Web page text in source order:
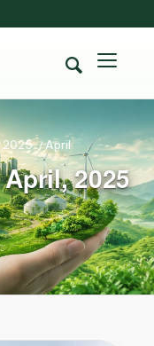
2025
2025 /April